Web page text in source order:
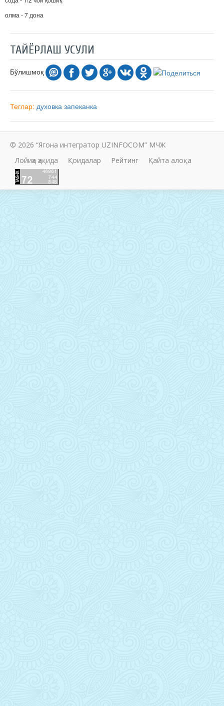
олма - 7 дона
ТАЙЁРЛАШ УСУЛИ
Бўлишмоқ
Теглар: духовка запеканка
© 2026 “Ягона интегратор UZINFOCOM” МЧЖ
Лойиҳа ҳақида
Қоидалар Рейтинг Қайта алоқа